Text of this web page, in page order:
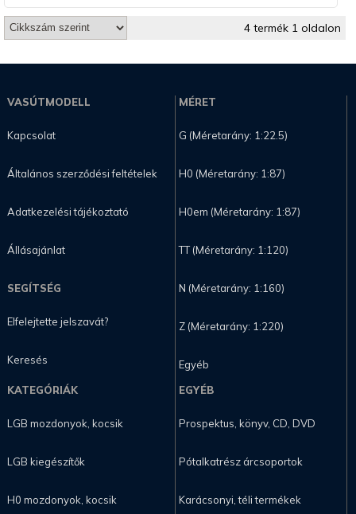
4 termék 1 oldalon
VASÚTMODELL
Kapcsolat
Általános szerződési feltételek
Adatkezelési tájékoztató
Állásajánlat
SEGÍTSÉG
Elfelejtette jelszavát?
Keresés
MÉRET
G (Méretarány: 1:22.5)
H0 (Méretarány: 1:87)
H0em (Méretarány: 1:87)
TT (Méretarány: 1:120)
N (Méretarány: 1:160)
Z (Méretarány: 1:220)
Egyéb
KATEGÓRIÁK
LGB mozdonyok, kocsik
LGB kiegészítők
H0 mozdonyok, kocsik
EGYÉB
Prospektus, könyv, CD, DVD
Pótalkatrész árcsoportok
Karácsonyi, téli termékek